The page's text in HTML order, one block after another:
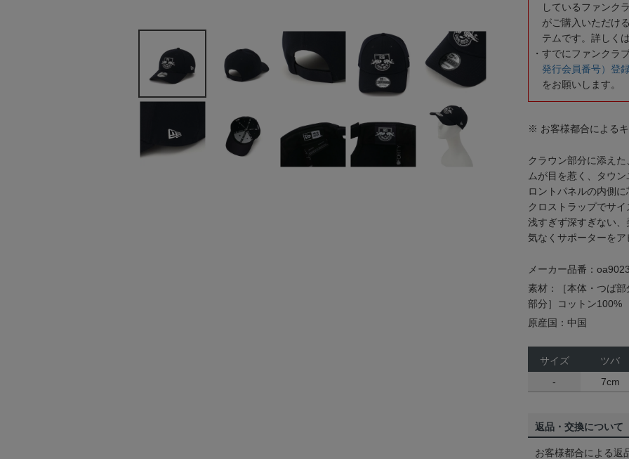
しているファンク
がご購入いただけ
テムです。詳しく
すでにファンクラ
発行会員番号）登
をお願いします。
※ お客様都合による
クラウン部分に添え
ムが目を惹く、タウ
ロントパネルの内側
クロストラップでサ
浅すぎず深すぎない
気なくサポーターを
メーカー品番：
素材：［本体・つば
部分］コットン100%
原産国：中国
サイズ
ツバ
-
7cm
返品・交換について
お客様都合による返